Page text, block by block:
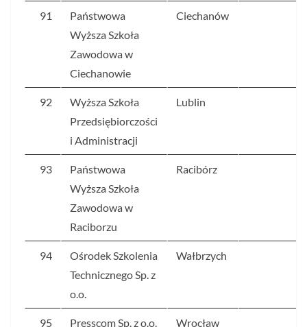
91
Państwowa
Wyższa Szkoła
Zawodowa w
Ciechanowie
Ciechanów
92
Wyższa Szkoła
Przedsiębiorczości
i Administracji
Lublin
93
Państwowa
Wyższa Szkoła
Zawodowa w
Raciborzu
Racibórz
94
Ośrodek Szkolenia
Technicznego Sp. z
o.o.
Wałbrzych
95 Presscom Sp. z o.o. Wrocław